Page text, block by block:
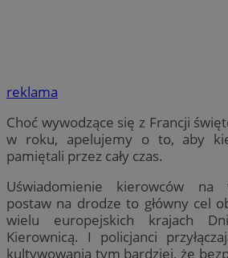
reklama
Choć wywodzące się z Francji
w roku, apelujemy o to, aby
pamiętali przez cały czas.
Uświadomienie kierowców na
postaw na drodze to główny cel
wielu europejskich krajach
Kierownicą. I policjanci
kultywowania tym bardziej, że